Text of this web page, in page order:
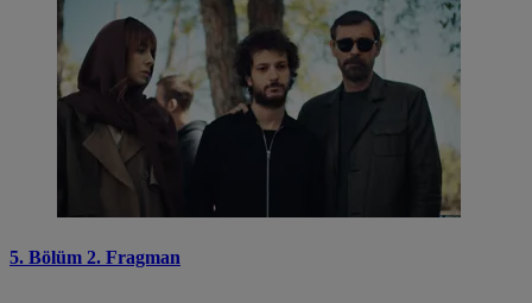
5. Bölüm 2. Fragman